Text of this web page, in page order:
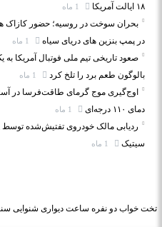
۱۸ ایالت آمریکا
بحران سوخت در روسیه؛ حضور کازاک‌
در پمپ بنزین‌ های دریای سیاه
صعود تاریخی تیم ملی فوتبال آمریکا
بالوگون طعم برد را تلخ کرد
اوج‌گیری موج گرمای طاقت‌فرسا در
دمای ۱۱۰ درجه‌ای
ردیابی مالک خودروی تفتیش‌شده توسط
سیتیک
تخت خواب دو نفره ساعت دیواری شنوایی